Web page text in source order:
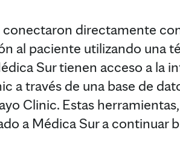
directamente
al paciente utilizando una
Sur tienen acceso a la
a través de una base de
Clinic. Estas
a Médica Sur a continuar